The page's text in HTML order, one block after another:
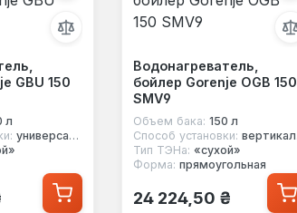
GBU 150
л
универсальный
Водонагреватель,
бойлер Gorenje OGB 150
SMV9
Объем бака: 150 л
Способ установки: вертикальный
Тип ТЭНа: «сухой»
Форма: прямоугольная
Обычная цена:
24 224,50 ₴